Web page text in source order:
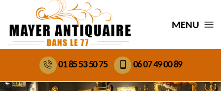
MENU
01 85 53 50 75 06 07 49 00 89